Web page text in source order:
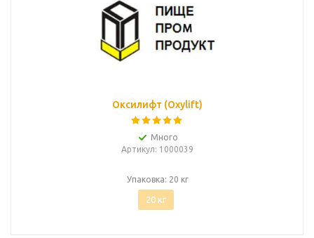
Оксилифт (Oxylift)
Много
Артикул: 1000039
Упаковка: 20 кг
20 кг